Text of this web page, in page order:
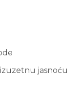
jasnoću